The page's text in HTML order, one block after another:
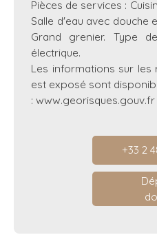
Pièces de services :
Salle d'eau avec douche
Grand grenier. Type
électrique.
Les informations sur les
est exposé sont
: www.georisques.gouv.fr
+33 2